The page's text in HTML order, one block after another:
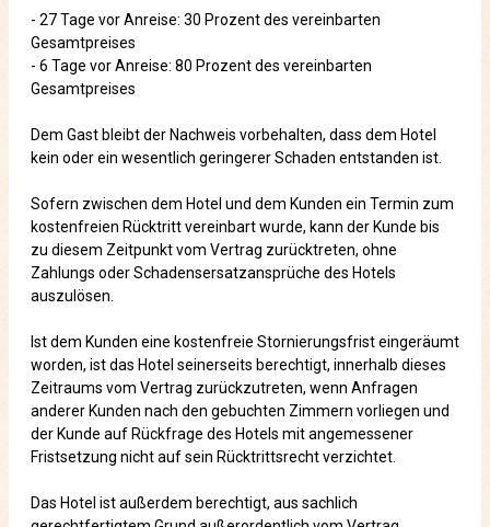
- 27 Tage vor Anreise: 30 Prozent des vereinbarten
Gesamtpreises
- 6 Tage vor Anreise: 80 Prozent des vereinbarten
Gesamtpreises
Dem Gast bleibt der Nachweis vorbehalten, dass dem Hotel
kein oder ein wesentlich geringerer Schaden entstanden ist.
Sofern zwischen dem Hotel und dem Kunden ein Termin zum
kostenfreien Rücktritt vereinbart wurde, kann der Kunde bis
zu diesem Zeitpunkt vom Vertrag zurücktreten, ohne
Zahlungs oder Schadensersatzansprüche des Hotels
auszulösen.
Ist dem Kunden eine kostenfreie Stornierungsfrist eingeräumt
worden, ist das Hotel seinerseits berechtigt, innerhalb dieses
Zeitraums vom Vertrag zurückzutreten, wenn Anfragen
anderer Kunden nach den gebuchten Zimmern vorliegen und
der Kunde auf Rückfrage des Hotels mit angemessener
Fristsetzung nicht auf sein Rücktrittsrecht verzichtet.
Das Hotel ist außerdem berechtigt, aus sachlich